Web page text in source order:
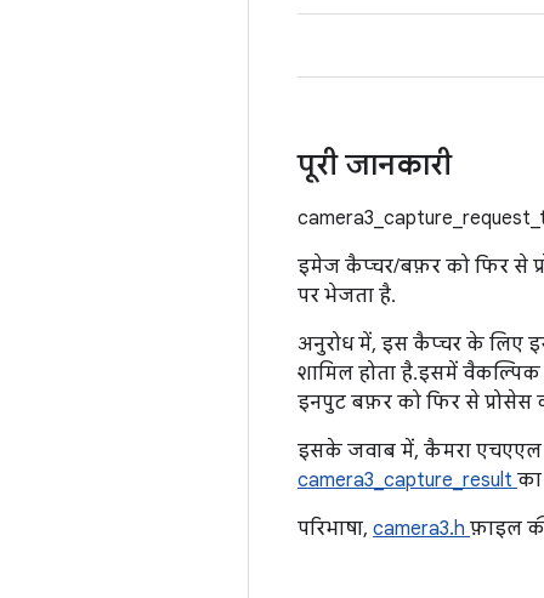
पूरी जानकारी
इमेज कैप्चर/बफ़र को फिर से
पर भेजता है.
अनुरोध में, इस कैप्चर के लिए
शामिल होता है. इसमें
इनपुट बफ़र को फिर से प्रोसेस
इसके जवाब में, कैमरा एचएएल
camera3_capture_result का
परिभाषा, camera3.h फ़ाइल